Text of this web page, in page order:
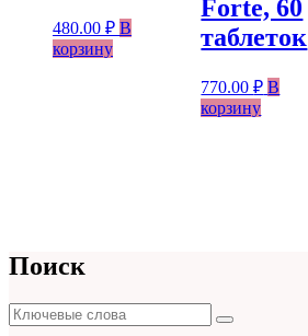
480.00 ₽ В
корзину
Forte, 60
таблеток
770.00₽ В
корзину
Поиск
Поиск
для:
Поиск